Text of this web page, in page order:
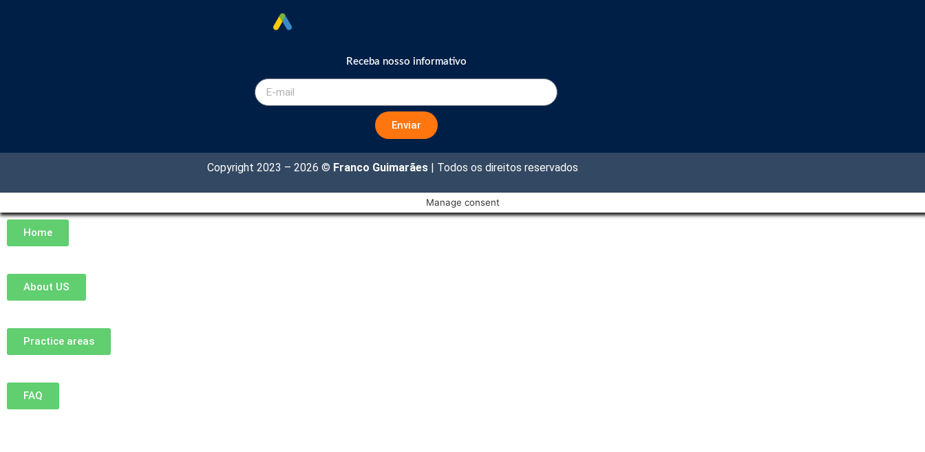
Receba nosso informativo
Enviar
Copyright 2023 – 2026 © Franco Guimarães| Todos os direitos reservados
Manage consent
Home
About US
Practice areas
FAQ